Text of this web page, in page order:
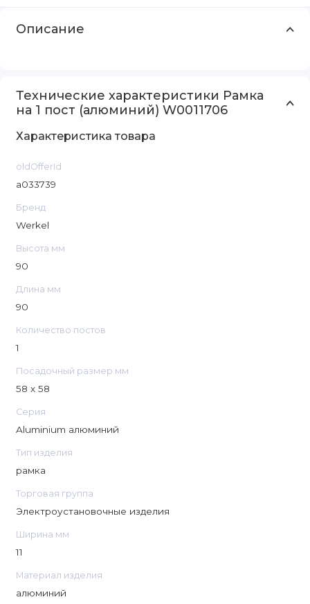
Описание
Технические характеристики Рамка
на 1 пост (алюминий) W0011706
Характеристика товара
oldOfferId
a033739
Бренд
Werkel
Высота мм
90
Длина мм
90
Количество постов
1
Посадочный размер мм
58 х 58
Серия
Aluminium алюминий
Тип изделия
рамка
Торговая группа
Электроустановочные изделия
Ширина мм
11
Материал изделия
алюминий